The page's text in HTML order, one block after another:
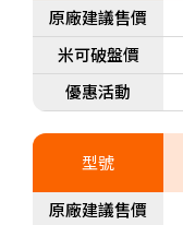
原廠建議售價
米可破盤價
優惠活動
型號
原廠建議售價